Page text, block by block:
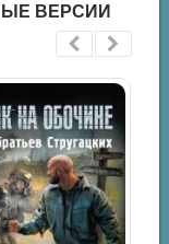
ВЕРСИИ